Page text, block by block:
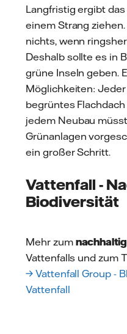
Langfristig ergibt
einem Strang
nichts, wenn
Deshalb sollte es in
grüne Inseln geben.
Möglichkeiten:
begrüntes
jedem Neubau
Grünanlagen
ein großer Schritt.
Vattenfall -
Biodiversität
Mehr zum
Vattenfalls und zum
→ Vattenfall Group -
Vattenfall